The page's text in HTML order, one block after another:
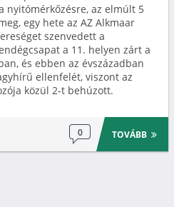
nyitómérkőzésre, az elmúlt 5
egy hete az AZ Alkmaar
szenvedett a
a 11. helyen zárt a
és ebben az évszázadban
ellenfelét, viszont az
közül 2-t behúzott.
0 TOVÁBB